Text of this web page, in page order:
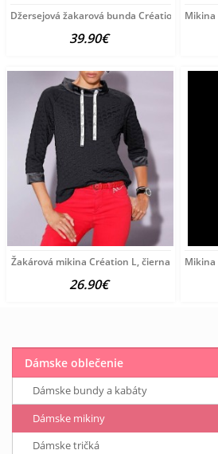
Džersejová žakarová bunda Création L,
39.90€
Mikina
Žakárová mikina Création L, čierna
26.90€
Mikina
Dámske oblečenie
Dámske bundy a kabáty
Dámske mikiny
Dámske tričká